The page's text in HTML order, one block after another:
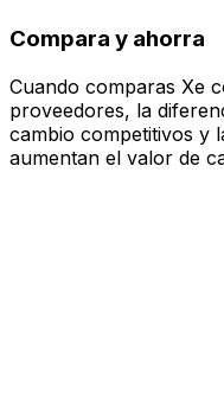
Compara y ahorra
Cuando comparas Xe
proveedores, la
cambio competitivos y
aumentan el valor de